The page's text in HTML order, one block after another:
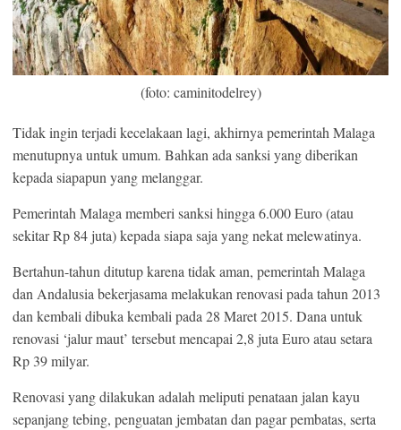
(foto: caminitodelrey)
Tidak ingin terjadi kecelakaan lagi, akhirnya pemerintah Malaga
menutupnya untuk umum. Bahkan ada sanksi yang diberikan
kepada siapapun yang melanggar.
Pemerintah Malaga memberi sanksi hingga 6.000 Euro (atau
sekitar Rp 84 juta) kepada siapa saja yang nekat melewatinya.
Bertahun-tahun ditutup karena tidak aman, pemerintah Malaga
dan Andalusia bekerjasama melakukan renovasi pada tahun 2013
dan kembali dibuka kembali pada 28 Maret 2015. Dana untuk
renovasi ‘jalur maut’ tersebut mencapai 2,8 juta Euro atau setara
Rp 39 milyar.
Renovasi yang dilakukan adalah meliputi penataan jalan kayu
sepanjang tebing, penguatan jembatan dan pagar pembatas, serta